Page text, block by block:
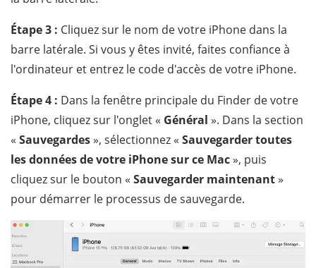
Étape 3 : Cliquez sur le nom de votre iPhone dans la
barre latérale. Si vous y êtes invité, faites confiance à
l'ordinateur et entrez le code d'accès de votre iPhone.
Étape 4 : Dans la fenêtre principale du Finder de votre
iPhone, cliquez sur l'onglet « Général ». Dans la section
« Sauvegardes», sélectionnez « Sauvegarder toutes
les données de votre iPhone sur ce Mac», puis
cliquez sur le bouton « Sauvegarder maintenant»
pour démarrer le processus de sauvegarde.